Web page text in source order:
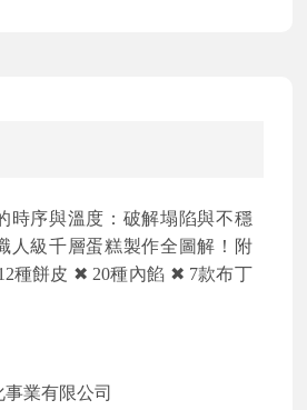
時序與溫度：破解塌陷與不穩
人級千層蛋糕製作全圖解！附
種餅皮 ✖ 20種內餡 ✖ 7款布丁
業有限公司